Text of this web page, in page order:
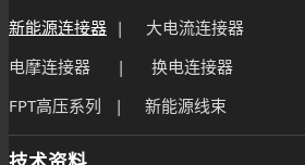
新能源连接器 | 大电流连接器
电摩连接器 | 换电连接器
FPT高压系列 | 新能源线束